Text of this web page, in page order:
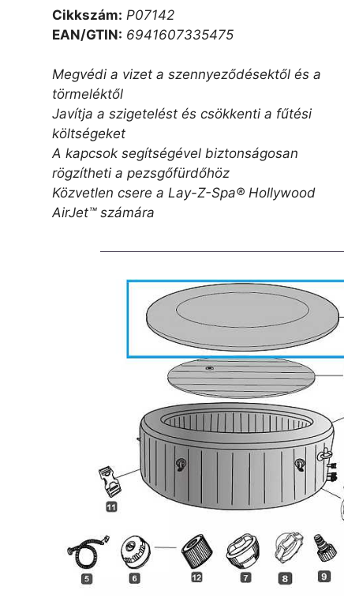
Cikkszám: P07142
EAN/GTIN: 6941607335475
Megvédi a vizet a szennyeződésektől és a
törmeléktől
Javítja a szigetelést és csökkenti a fűtési
költségeket
A kapcsok segítségével biztonságosan
rögzítheti a pezsgőfürdőhöz
Közvetlen csere a Lay-Z-Spa® Hollywood
AirJet™ számára